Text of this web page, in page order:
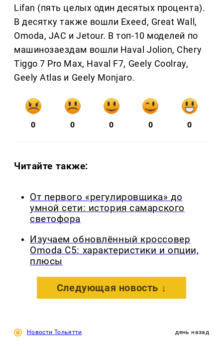
Lifan (пять целых один десятых процента).
В десятку также вошли Exeed, Great Wall,
Omoda, JAC и Jetour. В топ-10 моделей по
машинозаездам вошли Haval Jolion, Chery
Tiggo 7 Pro Max, Haval F7, Geely Coolray,
Geely Atlas и Geely Monjaro.
0 0 0 0 0
Читайте также:
От первого «регулировщика» до
умной сети: история самарского
светофора
Изучаем обновлённый кроссовер
Omoda C5: характеристики и опции,
плюсы
Следующая новость ↓
Новости Тольятти день назад